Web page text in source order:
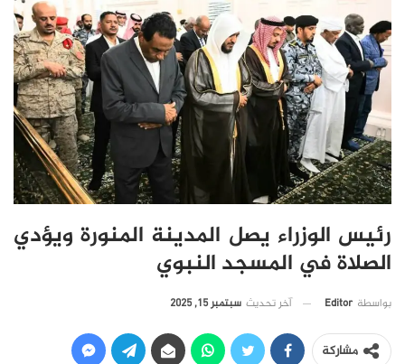
رئيس الوزراء يصل المدينة المنورة ويؤدي
الصلاة في المسجد النبوي
بواسطة Editor آخر تحديث سبتمبر 15, 2025
مشاركة